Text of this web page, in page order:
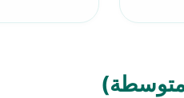
متوسطة)